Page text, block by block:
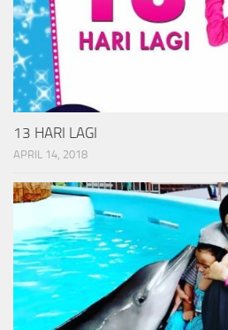
13 HARI LAGI
APRIL 14, 2018